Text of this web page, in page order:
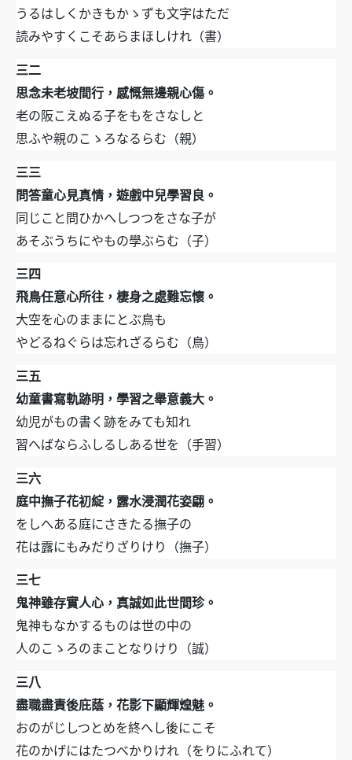
うるはしくかきもかゝずも文字はただ
読みやすくこそあらまほしけれ（書）
三二
思念未老坡間行，感慨無邊親心傷。
老の阪こえぬる子をもをさなしと
思ふや親のこゝろなるらむ（親）
三三
問答童心見真情，遊戲中兒學習良。
同じこと問ひかへしつつをさな子が
あそぶうちにやもの學ぶらむ（子）
三四
飛鳥任意心所往，棲身之處難忘懷。
大空を心のままにとぶ鳥も
やどるねぐらは忘れざるらむ（鳥）
三五
幼童書寫軌跡明，學習之舉意義大。
幼児がもの書く跡をみても知れ
習へばならふしるしある世を（手習）
三六
庭中撫子花初綻，露水浸潤花姿翩。
をしへある庭にさきたる撫子の
花は露にもみだりざりけり（撫子）
三七
鬼神雖存實人心，真誠如此世間珍。
鬼神もなかするものは世の中の
人のこゝろのまことなりけり（誠）
三八
盡職盡責後庇蔭，花影下顯輝煌魅。
おのがじしつとめを終へし後にこそ
花のかげにはたつべかりけれ（をりにふれて）